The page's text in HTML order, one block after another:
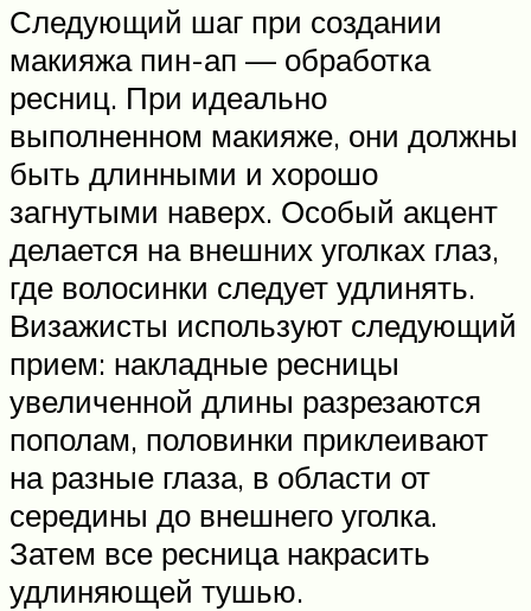
Следующий шаг при создании
макияжа пин-ап — обработка
ресниц. При идеально
выполненном макияже, они должны
быть длинными и хорошо
загнутыми наверх. Особый акцент
делается на внешних уголках глаз,
где волосинки следует удлинять.
Визажисты используют следующий
прием: накладные ресницы
увеличенной длины разрезаются
пополам, половинки приклеивают
на разные глаза, в области от
середины до внешнего уголка.
Затем все ресница накрасить
удлиняющей тушью.